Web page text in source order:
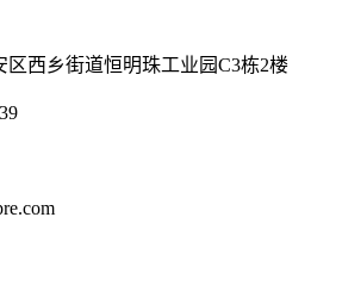
区西乡街道恒明珠工业园C3栋2楼